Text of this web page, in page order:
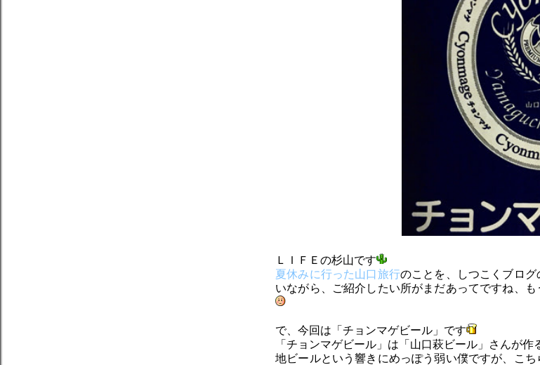
ＬＩＦＥの杉山です
夏休みに行った山口旅行のことを、しつこくブロ
いながら、ご紹介したい所がまだあってですね、
で、今回は「チョンマゲビール」です
「チョンマゲビール」は「山口萩ビール」さんが作
地ビールという響きにめっぽう弱い僕ですが、こ